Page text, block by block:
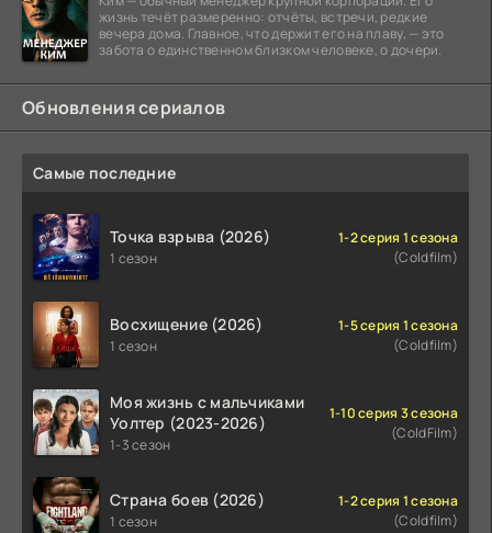
жизнь течёт размеренно: отчёты, встречи, редкие
вечера дома. Главное, что держит его на плаву, — это
забота о единственном близком человеке, о дочери.
Обновления сериалов
Самые последние
Точка взрыва (2026)
1 сезон
1-2 серия 1 сезона
(Coldfilm)
Восхищение (2026)
1 сезон
1-5 серия 1 сезона
(Coldfilm)
Моя жизнь с мальчиками
Уолтер (2023-2026)
1-3 сезон
1-10 серия 3 сезона
(ColdFilm)
Страна боев (2026)
1 сезон
1-2 серия 1 сезона
(Coldfilm)